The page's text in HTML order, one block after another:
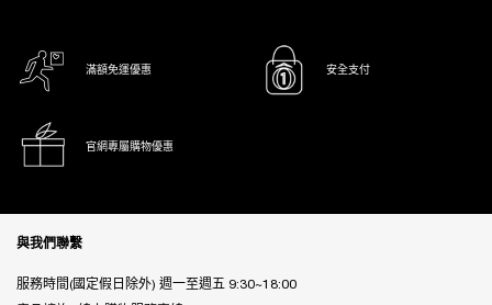
滿額免運優惠 安全支付
官網專屬購物優惠
與我們聯繫
服務時間(國定假日除外) 週一至週五 9:30~18:00